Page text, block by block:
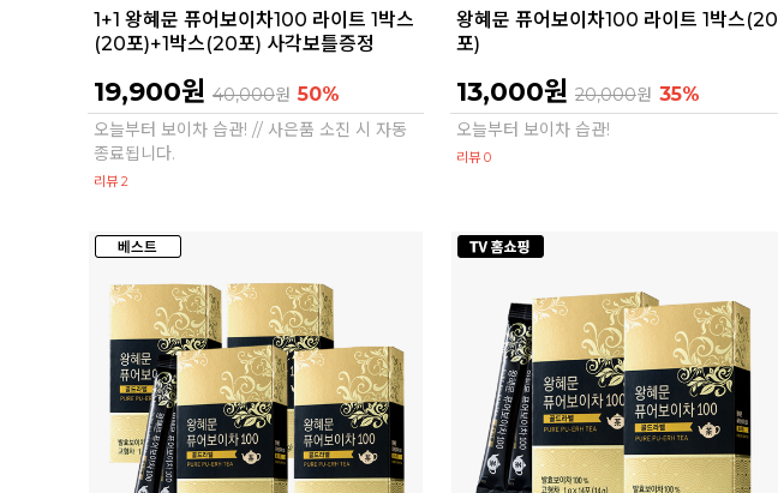
1+1 왕혜문 퓨어보이차100 라이트 1박스
(20포)+1박스(20포) 사각보틀증정
19,900원 40,000원 50%
오늘부터 보이차 습관! // 사은품 소진 시 자동
종료됩니다.
리뷰 2
왕혜문 퓨어보이차100 라이트 1박스(20
포)
13,000원 20,000원 35%
오늘부터 보이차 습관!
리뷰 0